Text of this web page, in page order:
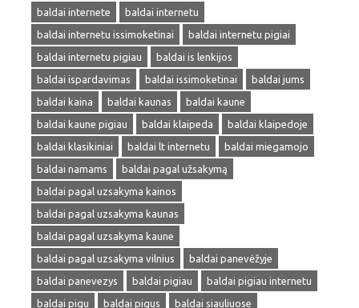
baldai internete
baldai internetu
baldai internetu issimoketinai
baldai internetu pigiai
baldai internetu pigiau
baldai is lenkijos
baldai ispardavimas
baldai issimoketinai
baldai jums
baldai kaina
baldai kaunas
baldai kaune
baldai kaune pigiau
baldai klaipeda
baldai klaipedoje
baldai klasikiniai
baldai lt internetu
baldai miegamojo
baldai namams
baldai pagal užsakymą
baldai pagal uzsakyma kainos
baldai pagal uzsakyma kaunas
baldai pagal uzsakyma kaune
baldai pagal uzsakyma vilnius
baldai panevėžyje
baldai panevezys
baldai pigiau
baldai pigiau internetu
baldai pigu
baldai pigus baldai siauliuose